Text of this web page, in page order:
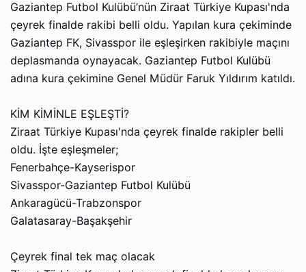
Gaziantep Futbol Kulübü’nün Ziraat Türkiye Kupası'nda
çeyrek finalde rakibi belli oldu. Yapılan kura çekiminde
Gaziantep FK, Sivasspor ile eşleşirken rakibiyle maçını
deplasmanda oynayacak. Gaziantep Futbol Kulübü
adına kura çekimine Genel Müdür Faruk Yıldırım katıldı.
KİM KİMİNLE EŞLEŞTİ?
Ziraat Türkiye Kupası'nda çeyrek finalde rakipler belli
oldu. İşte eşleşmeler;
Fenerbahçe-Kayserispor
Sivasspor-Gaziantep Futbol Kulübü
Ankaragücü-Trabzonspor
Galatasaray-Başakşehir
Çeyrek final tek maç olacak